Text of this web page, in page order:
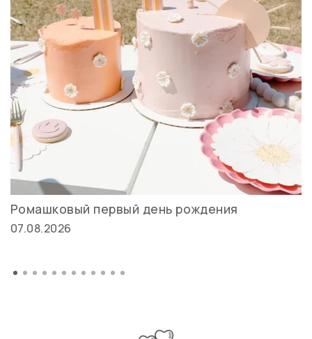
Ромашковый первый день рождения
07.08.2026